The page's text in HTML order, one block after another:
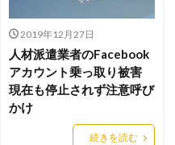
トヨタ
トラフィック
レンドマイクロ
テ
なりすまし
ネットワーク
2019年12月27日
人材派遣業者のFacebook
アカウント乗っ取り被害
現在も停止されず注意呼び
かけ
続きを読む